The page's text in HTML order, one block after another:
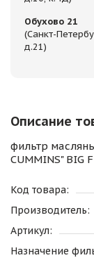
Обухово 21
(Санкт-
д.21)
Описание
фильтр
CUMMINS" BIG
Код товара:
Производитель:
Артикул:
Назначение